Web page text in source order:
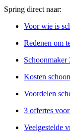
Spring direct naar:
Voor wie is
Redenen om
Kosten
Voordelen
3 offertes
Veelgestelde